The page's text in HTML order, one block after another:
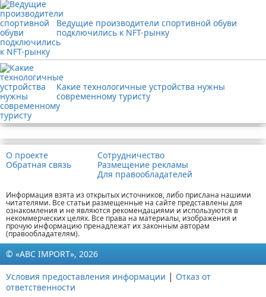
Ведущие производители спортивной обуви
подключились к NFT-рынку
Какие технологичные устройства нужны
современному туристу
О проекте
Обратная связь
Сотрудничество
Размещение рекламы
Для правообладателей
Информация взята из открытых источников, либо прислана нашими
читателями. Все статьи размещенные на сайте представлены для
ознакомления и не являются рекомендациями и используются в
некоммерческих целях. Все права на материалы, изображения и
прочую информацию пренадлежат их законным авторам
(правообладателям).
© «ABC IMPORT», 2026
Условия предоставления информации | Отказ от
ответственности